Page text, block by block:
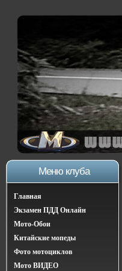
Меню клуба
Главная
Экзамен ПДД Онлайн
Мото-Обои
Китайские мопеды
Фото мотоциклов
Мото ВИДЕО